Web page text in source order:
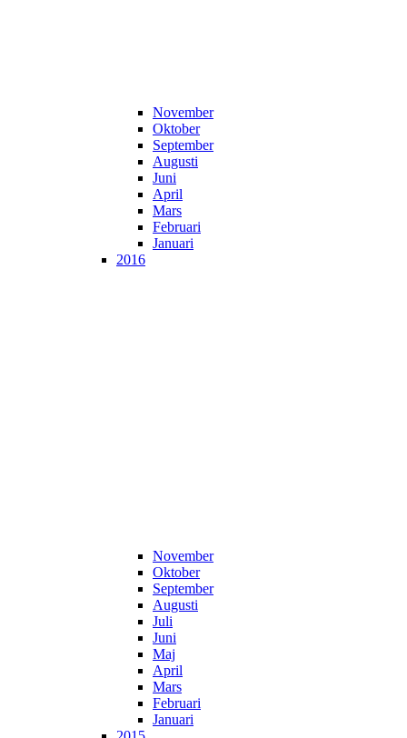
November
Oktober
September
Augusti
Juni
April
Mars
Februari
Januari
2016
November
Oktober
September
Augusti
Juli
Juni
Maj
April
Mars
Februari
Januari